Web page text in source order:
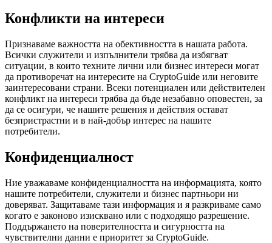
Конфликти на интереси
Признаваме важността на обективността в нашата работа.
Всички служители и изпълнители трябва да избягват
ситуации, в които техните лични или бизнес интереси могат
да противоречат на интересите на CryptoGuide или неговите
заинтересовани страни. Всеки потенциален или действителен
конфликт на интереси трябва да бъде незабавно оповестен, за
да се осигури, че нашите решения и действия остават
безпристрастни и в най-добър интерес на нашите
потребители.
Конфиденциалност
Ние уважаваме конфиденциалността на информацията, която
нашите потребители, служители и бизнес партньори ни
доверяват. Защитаваме тази информация и я разкриваме само
когато е законово изисквано или с подходящо разрешение.
Поддържането на поверителността и сигурността на
чувствителни данни е приоритет за CryptoGuide.